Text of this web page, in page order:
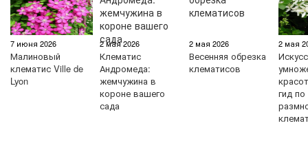
7 июня 2026
Малиновый
клематис Ville de
Lyon
2 мая 2026
Клематис
Андромеда:
жемчужина в
короне вашего
сада
2 мая 2026
Весенняя обрезка
клематисов
2 мая
гид по